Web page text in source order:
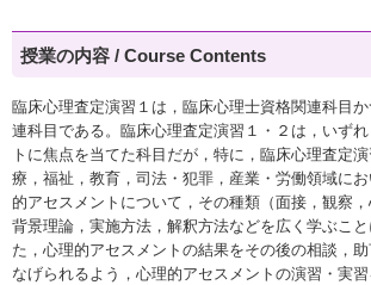
授業の内容 / Course Contents
臨床心理査定演習１は，臨床心理士資格関連科目
連科目である。臨床心理査定演習１・２は，いず
トに焦点を当てた科目だが，特に，臨床心理査定
療，福祉，教育，司法・犯罪，産業・労働領域に
的アセスメントについて，その種類（面接，観察，
背景理論，実施方法，解釈方法などを広く学ぶこ
た，心理的アセスメントの結果をその後の相談，
なげられるよう，心理的アセスメントの演習・実習